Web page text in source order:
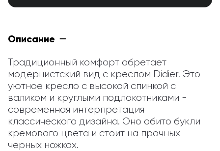
Описание
Традиционный комфорт обретает
модернистский вид с креслом Didier. Это
уютное кресло с высокой спинкой с
валиком и круглыми подлокотниками -
современная интерпретация
классического дизайна. Оно обито букли
кремового цвета и стоит на прочных
черных ножках.